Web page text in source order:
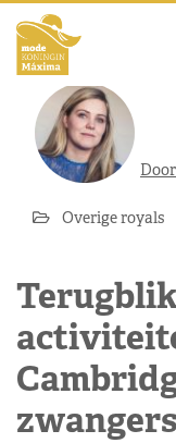
Overige royals